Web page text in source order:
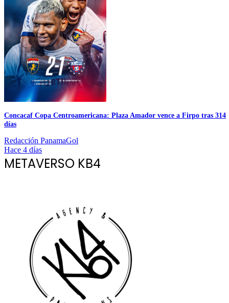
Concacaf Copa Centroamericana: Plaza Amador vence a Firpo tras 314
días
Redacción PanamaGol
Hace 4 días
METAVERSO KB4